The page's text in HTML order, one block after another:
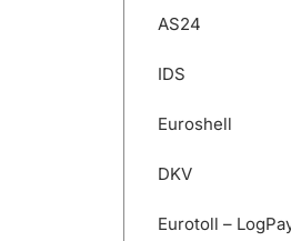
AS24
IDS
Euroshell
DKV
Eurotoll –